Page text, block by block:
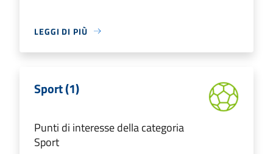
LEGGI DI PIÙ
Sport (1)
Punti di interesse della categoria
Sport